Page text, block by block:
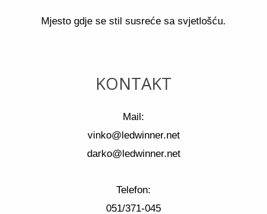
Mjesto gdje se stil susreće sa svjetlošću.
KONTAKT
Mail:
vinko@ledwinner.net
darko@ledwinner.net
Telefon:
051/371-045